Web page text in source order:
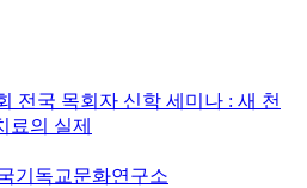
전국 목회자 신학 세미나 : 새 천
료의 실제
기독교문화연구소